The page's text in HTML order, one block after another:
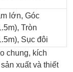
lớn, Góc
Tròn
Sục đôi
chung, kích
xuất và thiết